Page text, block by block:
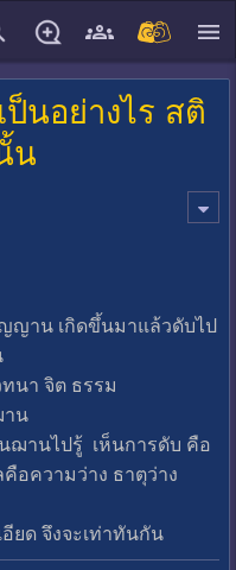
นอย่างไร สติ
น
ญาน เกิดขึ้นมาแล้วดับไป
นา จิต ธรรม
าน
ฌานไปรู้ เห็นการดับ คือ
อความว่าง ธาตุว่าง
ยด จึงจะเท่าทันกัน
close